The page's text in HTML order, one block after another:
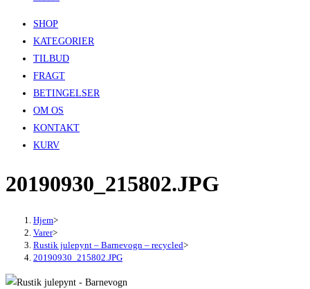
SHOP
KATEGORIER
TILBUD
FRAGT
BETINGELSER
OM OS
KONTAKT
KURV
20190930_215802.JPG
Hjem>
Varer>
Rustik julepynt – Barnevogn – recycled>
20190930_215802.JPG